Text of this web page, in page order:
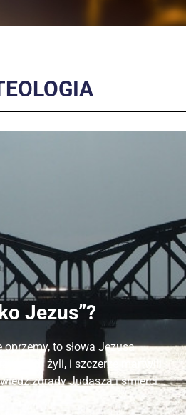
Jezus”?
to słowa Jezusa
z nim żyli, i szczerze martwili
zdrady Judasza i śmierci